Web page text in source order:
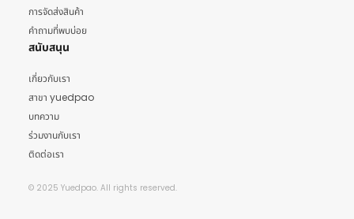
การจัดส่งสินค้า
คำถามที่พบบ่อย
สนับสนุน
เกี่ยวกับเรา
สาขา yuedpao
บทความ
ร่วมงานกับเรา
ติดต่อเรา
© 2025 Yuedpao. All rights reserved.